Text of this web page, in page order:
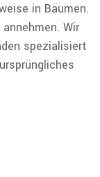
in Bäumen.
Wir
spezialisiert